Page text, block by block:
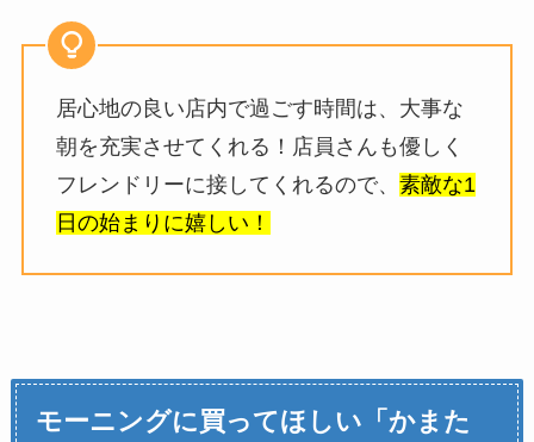
居心地の良い店内で過ごす時間は、大事な
朝を充実させてくれる！店員さんも優しく
フレンドリーに接してくれるので、 素敵な1
日の始まりに嬉しい！
モーニングに買ってほしい「かまた